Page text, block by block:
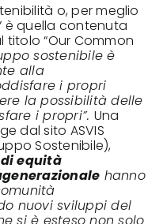
o, per meglio
è quella contenuta
“Our Common
sostenibile è
alla
i propri
la possibilità delle
i propri”. Una
dal sito ASVIS
Sostenibile),
equità
hanno
nuovi sviluppi del